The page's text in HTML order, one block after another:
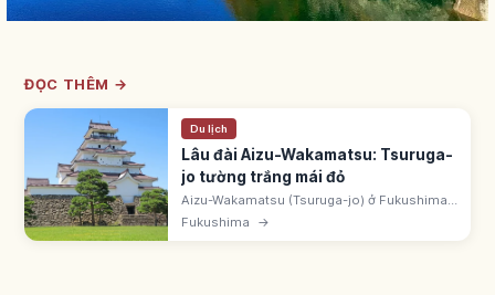
ĐỌC THÊM →
Du lịch
Lâu đài Aizu-Wakamatsu: Tsuruga-
jo tường trắng mái đỏ
Aizu-Wakamatsu (Tsuruga-jo) ở Fukushima
nổi bật với tường trắng và mái ngói đỏ hiếm
Fukushima →